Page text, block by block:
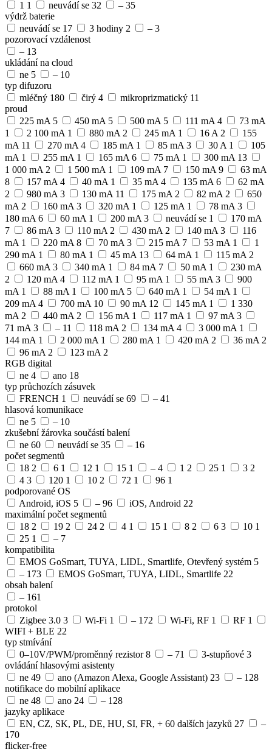
1 1 neuvádí se 32 – 35
výdrž baterie
neuvádí se 17 3 hodiny 2 – 3
pozorovací vzdálenost
– 13
ukládání na cloud
ne 5 – 10
typ difuzoru
mléčný 180 čirý 4 mikroprizmatický 11
proud
225 mA 5 450 mA 5 500 mA 5 111 mA 4
73 mA
1
2 100 mA 1 880 mA 2 245 mA 1 16 A 2
155
mA 11 270 mA 4 185 mA 1 85 mA 3 30 A 1
105
mA 1 255 mA 1 165 mA 6 75 mA 1 300 mA 13
1 000 mA 2 1 500 mA 1 109 mA 7 150 mA 9
63 mA
8
157 mA 4 40 mA 1 35 mA 4 135 mA 6
62 mA
2
980 mA 3 130 mA 11 175 mA 2 82 mA 2
650
mA 2 160 mA 3 320 mA 1 125 mA 1 78 mA 3
180 mA 6 60 mA 1 200 mA 3 neuvádí se 1
170 mA
7
86 mA 3 110 mA 2 430 mA 2 140 mA 3
116
mA 1 220 mA 8 70 mA 3 215 mA 7 53 mA 1
1
290 mA 1 80 mA 1 45 mA 13 64 mA 1 115 mA 2
660 mA 3 340 mA 1 84 mA 7 50 mA 1
230 mA
2
120 mA 4 112 mA 1 95 mA 1 55 mA 3
900
mA 1 88 mA 1 100 mA 5 640 mA 1 54 mA 1
209 mA 4 700 mA 10 90 mA 12 145 mA 1
1 330
mA 2 440 mA 2 156 mA 1 117 mA 1 97 mA 3
71 mA 3 – 11 118 mA 2 134 mA 4 3 000 mA 1
144 mA 1 2 000 mA 1 280 mA 1 420 mA 2 36 mA 2
96 mA 2 123 mA 2
RGB digital
ne 4 ano 18
typ průchozích zásuvek
FRENCH 1 neuvádí se 69 – 41
hlasová komunikace
ne 5 – 10
zkušební žárovka součástí balení
ne 60 neuvádí se 35 – 16
počet segmentů
18 2 6 1 12 1 15 1 – 4 1 2 25 1 3 2
4 3 120 1 10 2 72 1 96 1
podporované OS
Android, iOS 5 – 96 iOS, Android 22
maximální počet segmentů
18 2 19 2 24 2 4 1 15 1 8 2 6 3 10 1
25 1 – 7
kompatibilita
EMOS GoSmart, TUYA, LIDL, Smartlife, Otevřený systém 5
– 173 EMOS GoSmart, TUYA, LIDL, Smartlife 22
obsah balení
– 161
protokol
Zigbee 3.0 3 Wi-Fi 1 – 172 Wi-Fi, RF 1 RF 1
WIFI + BLE 22
typ stmívání
0–10V/PWM/proměnný rezistor8 – 71 3-stupňové 3
ovládání hlasovými asistenty
ne 49 ano (Amazon Alexa, Google Assistant) 23 – 128
notifikace do mobilní aplikace
ne 48 ano 24 – 128
jazyky aplikace
EN, CZ, SK, PL, DE, HU, SI, FR, + 60 dalších jazyků 27
–
170
flicker-free